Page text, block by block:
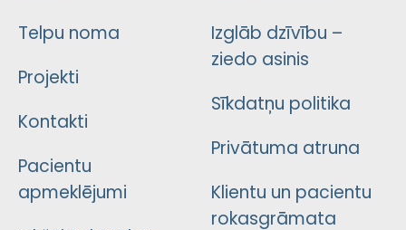
Telpu noma
Projekti
Kontakti
Pacientu
apmeklējumi
Izglāb dzīvību –
ziedo asinis
Sīkdatņu politika
Privātuma atruna
Klientu un pacientu
rokasgrāmata